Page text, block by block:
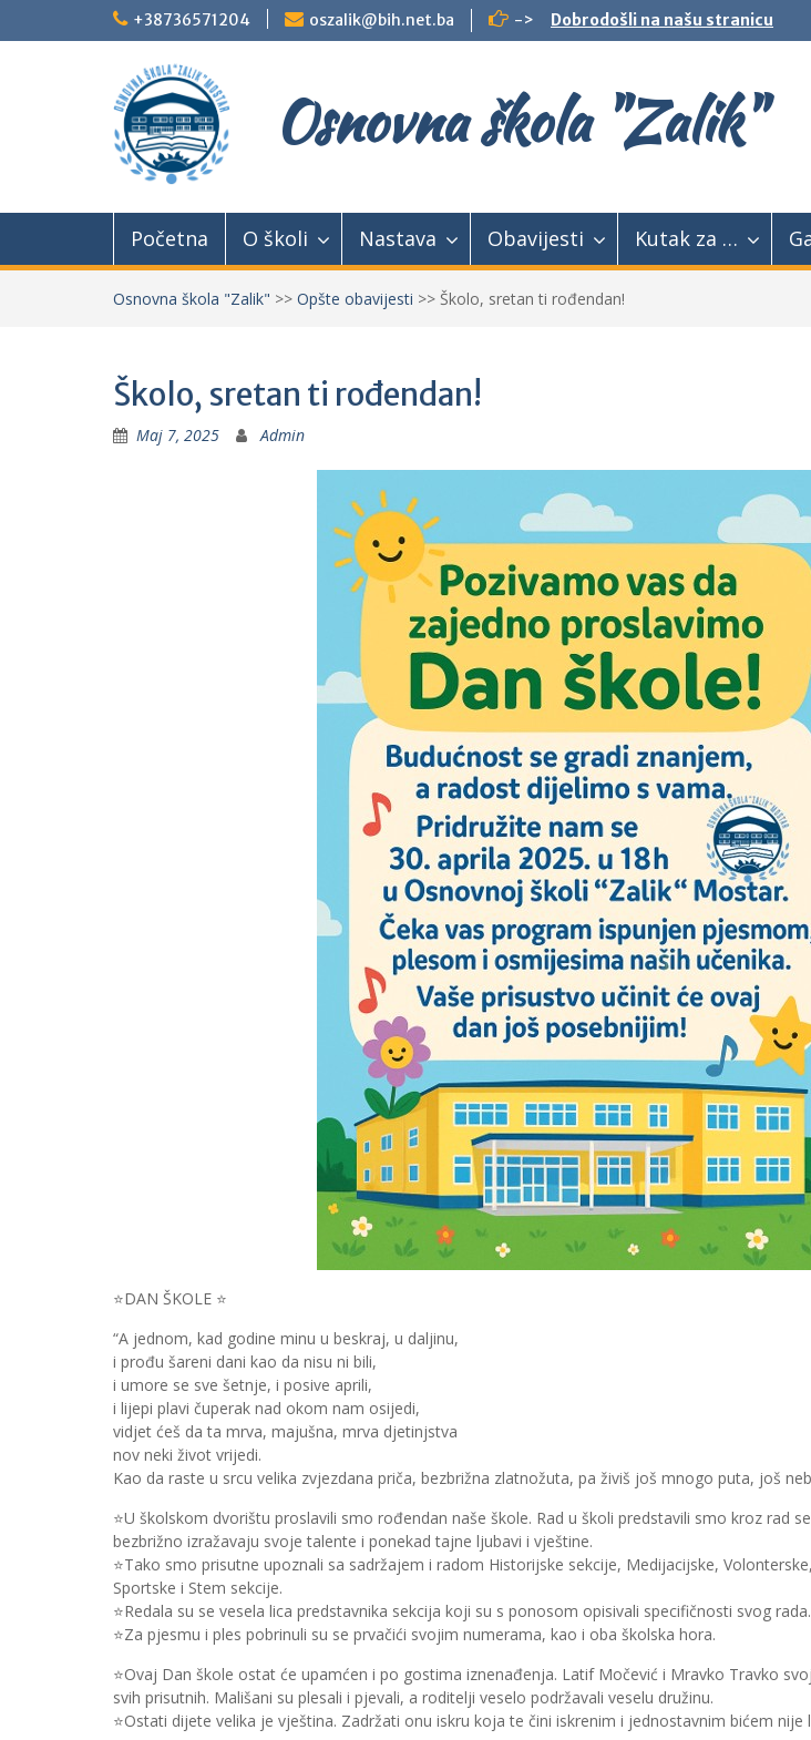
+38736571204 oszalik@bih.net.ba -> Dobrodošli na našu stranicu
Osnovna škola "Zalik"
Početna O školi Nastava Obavijesti Kutak za …
Osnovna škola "Zalik" >> Opšte obavijesti >> Školo, sretan ti rođendan!
Školo, sretan ti rođendan!
Maj 7, 2025 Admin
⭐DAN ŠKOLE ⭐
“A jednom, kad godine minu u beskraj, u daljinu,
i prođu šareni dani kao da nisu ni bili,
i umore se sve šetnje, i posive aprili,
i lijepi plavi čuperak nad okom nam osijedi,
vidjet ćeš da ta mrva, majušna, mrva djetinjstva
nov neki život vrijedi.
Kao da raste u srcu velika zvjezdana priča, bezbrižna zlatnožuta, pa živiš još mnogo puta, još
⭐U školskom dvorištu proslavili smo rođendan naše škole. Rad u školi predstavili smo kroz rad
bezbrižno izražavaju svoje talente i ponekad tajne ljubavi i vještine.
⭐Tako smo prisutne upoznali sa sadržajem i radom Historijske sekcije, Medijacijske,
Sportske i Stem sekcije.
⭐Redala su se vesela lica predstavnika sekcija koji su s ponosom opisivali specifičnosti svog rada.
⭐Za pjesmu i ples pobrinuli su se prvačići svojim numerama, kao i oba školska hora.
⭐Ovaj Dan škole ostat će upamćen i po gostima iznenađenja. Latif Močević i Mravko Travko
svih prisutnih. Mališani su plesali i pjevali, a roditelji veselo podržavali veselu družinu.
⭐Ostati dijete velika je vještina. Zadržati onu iskru koja te čini iskrenim i jednostavnim bićem nije